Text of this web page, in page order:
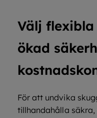
Välj
ökad
För att undvika
tillhandahålla